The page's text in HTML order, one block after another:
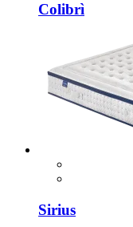
Colibrì
Sirius